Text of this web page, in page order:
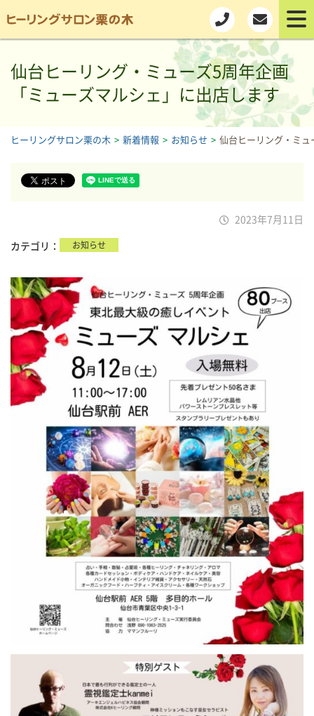
仙台ヒーリング・ミューズ5周年企画
「ミューズマルシェ」に出店します
ヒーリングサロン栗の木 > 新着情報 > お知らせ > 仙台ヒーリング・ミ
2023年7月11日
カテゴリ
お知らせ